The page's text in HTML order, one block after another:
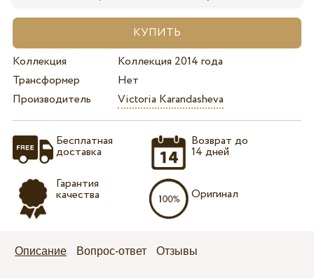
Коллекция
Коллекция 2014 года
Трансформер
Нет
Производитель
Victoria Karandasheva
Бесплатная
доставка
Гарантия
качества
Возврат до
14 дней
Оригинал
Описание Вопрос-ответ Отзывы